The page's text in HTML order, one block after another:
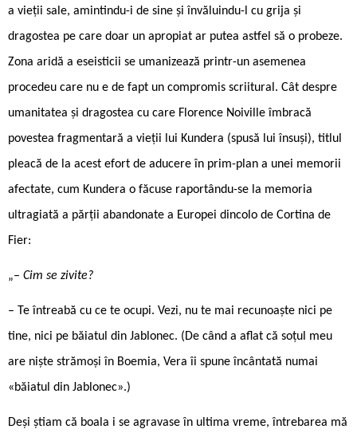
a vieții sale, amintindu-i de sine și învăluindu-l cu grija și
dragostea pe care doar un apropiat ar putea astfel să o probeze.
Zona aridă a eseisticii se umanizează printr-un asemenea
procedeu care nu e de fapt un compromis scriitural. Cât despre
umanitatea și dragostea cu care Florence Noiville îmbracă
povestea fragmentară a vieții lui Kundera (spusă lui însuși), titlul
pleacă de la acest efort de aducere în prim-plan a unei memorii
afectate, cum Kundera o făcuse raportându-se la memoria
ultragiată a părții abandonate a Europei dincolo de Cortina de
Fier:
„– Cim se zivite?
– Te întreabă cu ce te ocupi. Vezi, nu te mai recunoaște nici pe
tine, nici pe băiatul din Jablonec. (De când a aflat că soțul meu
are niște strămoși în Boemia, Vera îi spune încântată numai
«băiatul din Jablonec».)
Deși știam că boala i se agravase în ultima vreme, întrebarea mă